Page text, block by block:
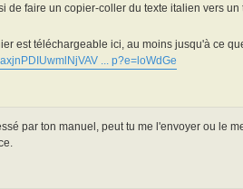
de faire un copier-coller du texte italien vers
est téléchargeable ici, au moins jusqu'à ce
... p?e=loWdGe
par ton manuel, peut tu me l'envoyer ou le